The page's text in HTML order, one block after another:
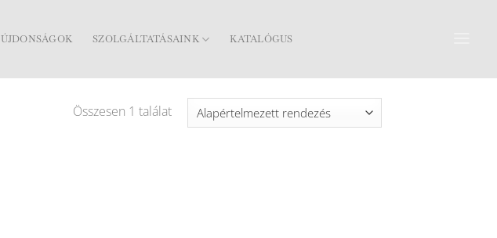
ÚJDONSÁGOK SZOLGÁLTATÁSAINK KATALÓGUS
Összesen 1 találat